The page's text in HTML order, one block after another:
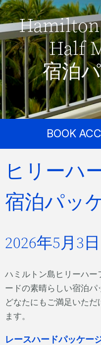
Half
宿泊
BOOK
ヒリーハ
宿泊パッ
2026年5月3日
ハミルトン島ヒリーハ
ードの素晴らしい宿泊パ
どなたにもご満足いた
ます。
レースハードパッケー